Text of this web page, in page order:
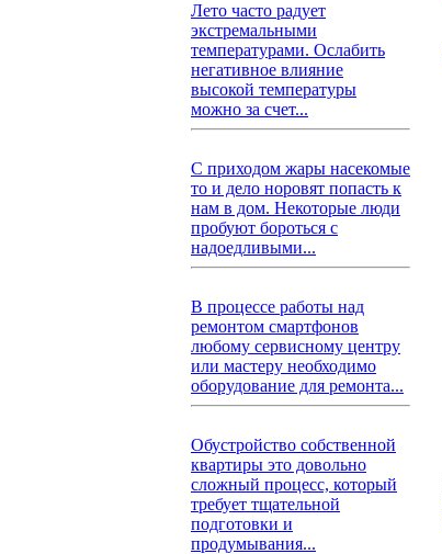
Лето часто радует
экстремальными
температурами. Ослабить
негативное влияние
высокой температуры
можно за счет...
С приходом жары насекомые
то и дело норовят попасть к
нам в дом. Некоторые люди
пробуют бороться с
надоедливыми...
В процессе работы над
ремонтом смартфонов
любому сервисному центру
или мастеру необходимо
оборудование для ремонта...
Обустройство собственной
квартиры это довольно
сложный процесс, который
требует тщательной
подготовки и
продумывания...